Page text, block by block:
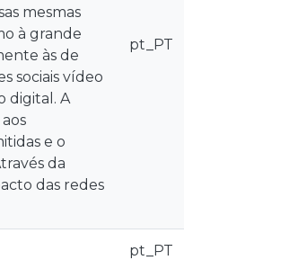
mesmas
à grande
às de
sociais vídeo
digital. A
e o
da
das redes
pt_PT
pt_PT